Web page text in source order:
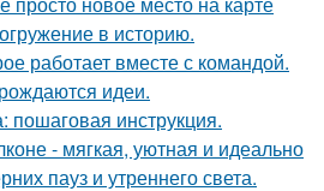
в историю.
работает вместе с командой.
идеи.
пошаговая инструкция.
- мягкая, уютная и идеально
пауз и утреннего света.